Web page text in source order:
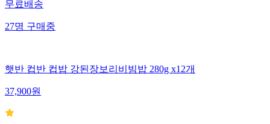
무료배송
27명구매중
햇반 컵반 컵밥 강된장보리비빔밥 280g x12개
37,900원